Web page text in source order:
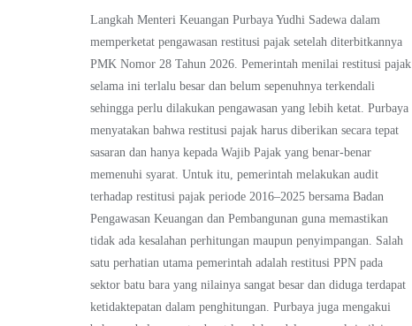
Langkah Menteri Keuangan Purbaya Yudhi Sadewa dalam
memperketat pengawasan restitusi pajak setelah diterbitkannya
PMK Nomor 28 Tahun 2026. Pemerintah menilai restitusi pajak
selama ini terlalu besar dan belum sepenuhnya terkendali
sehingga perlu dilakukan pengawasan yang lebih ketat. Purbaya
menyatakan bahwa restitusi pajak harus diberikan secara tepat
sasaran dan hanya kepada Wajib Pajak yang benar-benar
memenuhi syarat. Untuk itu, pemerintah melakukan audit
terhadap restitusi pajak periode 2016–2025 bersama Badan
Pengawasan Keuangan dan Pembangunan guna memastikan
tidak ada kesalahan perhitungan maupun penyimpangan. Salah
satu perhatian utama pemerintah adalah restitusi PPN pada
sektor batu bara yang nilainya sangat besar dan diduga terdapat
ketidaktepatan dalam penghitungan. Purbaya juga mengakui